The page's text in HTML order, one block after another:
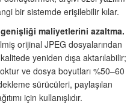
bir sistemde erişilebilir kılar.
maliyetlerini azaltma.
orijinal JPEG dosyalarından
yeniden dışa aktarılabilir;
ve dosya boyutları %50–60
sürücüleri, paylaşılan
için kullanışlıdır.